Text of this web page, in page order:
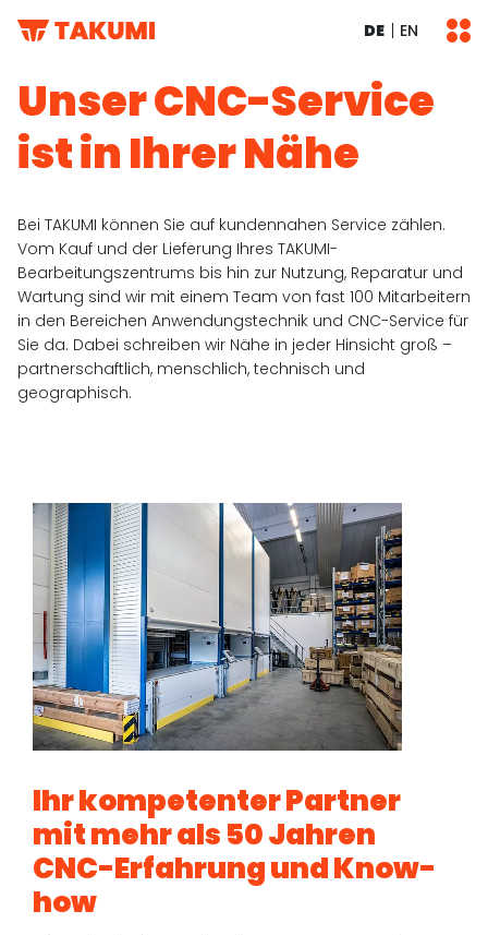
DE EN
Unser CNC-Service
ist in Ihrer Nähe
Bei TAKUMI können Sie auf kundennahen Service zählen.
Vom Kauf und der Lieferung Ihres TAKUMI-
Bearbeitungszentrums bis hin zur Nutzung, Reparatur und
Wartung sind wir mit einem Team von fast 100 Mitarbeitern
in den Bereichen Anwendungstechnik und CNC-Service für
Sie da. Dabei schreiben wir Nähe in jeder Hinsicht groß –
partnerschaftlich, menschlich, technisch und
geographisch.
Ihr kompetenter Partner
mit mehr als 50 Jahren
CNC-Erfahrung und Know-
how